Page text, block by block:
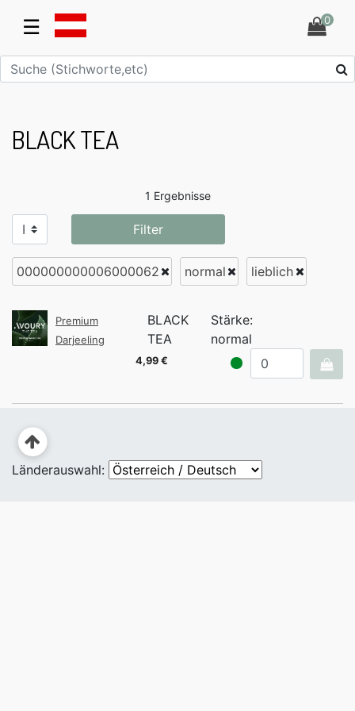
☰ 0
BLACK TEA
1 Ergebnisse
Filter
000000000006000062 normal lieblich
Premium
Darjeeling
BLACK
TEA
Stärke:
normal
4,99 €
Länderauswahl: